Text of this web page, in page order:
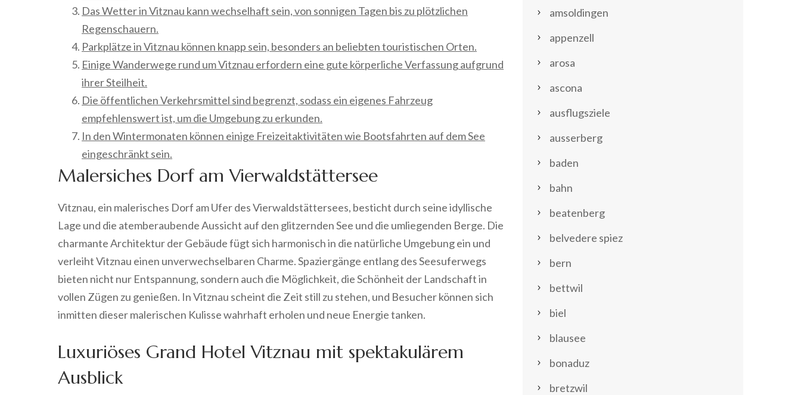
Das Wetter in Vitznau kann wechselhaft sein, von sonnigen Tagen bis zu plötzlichen
Regenschauern.
Parkplätze in Vitznau können knapp sein, besonders an beliebten touristischen Orten.
Einige Wanderwege rund um Vitznau erfordern eine gute körperliche Verfassung aufgrund
ihrer Steilheit.
Die öffentlichen Verkehrsmittel sind begrenzt, sodass ein eigenes Fahrzeug
empfehlenswert ist, um die Umgebung zu erkunden.
In den Wintermonaten können einige Freizeitaktivitäten wie Bootsfahrten auf dem See
eingeschränkt sein.
Malersiches Dorf am Vierwaldstättersee
Vitznau, ein malerisches Dorf am Ufer des Vierwaldstättersees, besticht durch seine idyllische
Lage und die atemberaubende Aussicht auf den glitzernden See und die umliegenden Berge. Die
charmante Architektur der Gebäude fügt sich harmonisch in die natürliche Umgebung ein und
verleiht Vitznau einen unverwechselbaren Charme. Spaziergänge entlang des Seesuferwegs
bieten nicht nur Entspannung, sondern auch die Möglichkeit, die Schönheit der Landschaft in
vollen Zügen zu genießen. In Vitznau scheint die Zeit still zu stehen, und Besucher können sich
inmitten dieser malerischen Kulisse wahrhaft erholen und neue Energie tanken.
Luxuriöses Grand Hotel Vitznau mit spektakulärem
Ausblick
amsoldingen
appenzell
arosa
ascona
ausflugsziele
ausserberg
baden
bahn
beatenberg
belvedere spiez
bern
bettwil
biel
blausee
bonaduz
bretzwil